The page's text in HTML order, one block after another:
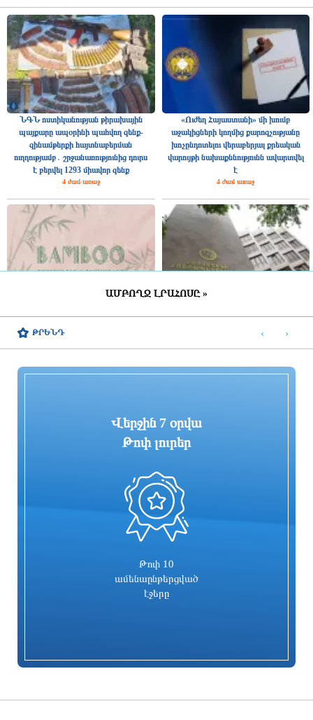
ՆԳՆ ոստիկանության թիրախային
պայքարը ապօրինի պահվող զենք-
զինամթերքի հայտնաբերման
ուղղությամբ․ շրջանառությունից դուրս
է բերվել 1293 միավոր զենք
4 ժամ առաջ
«Ուժեղ Հայաստանի» մի խումբ
աջակիցների կողմից քարոզչությանը
խոչընդոտելու վերաբերյալ քրեական
վարույթի նախաքննությունն ավարտվել
է
4 ժամ առաջ
երեք անձ. ՍԱՏՄ-ն վերահսկողություն
է սկսել «Բամբու» բար-ռեստորանում
Ակումբի ղեկավարությունը պատրաստ
է եղել բավարարել Վինիսիուսի
ֆինանսական պահանջները
2026-ի 1-ին կիսամյակում կոռուպցիոն
բնույթի հանցագործությունների
վերաբերյալ քննվել է 307 քրեական
սահմանային պահակակետերում
կրակոցներ է արձակել. կան զոհեր
ԱՄԲՈՂՋ ԼՐԱՀՈՍԸ »
ԹՐԵՆԴ
Վերջին 7 օրվա
Թոփ լուրեր
Թոփ 10
ամենաընթերցված
էջերը
‹ ›